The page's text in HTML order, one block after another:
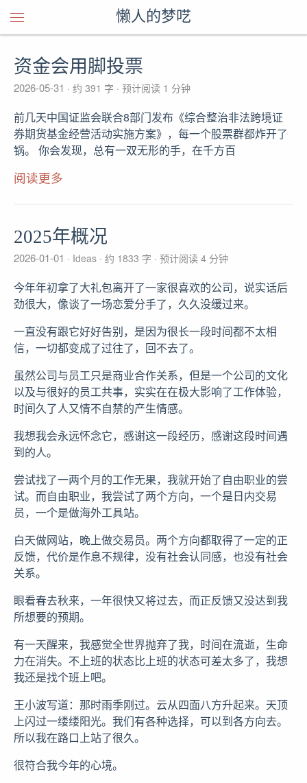
懒人的梦呓
资金会用脚投票
2026-05-31 约 391 字 预计阅读 1 分钟
前几天中国证监会联合8部门发布《综合整治非法跨境证
券期货基金经营活动实施方案》，每一个股票群都炸开了
锅。 你会发现，总有一双无形的手，在千方百
阅读更多
2025年概况
2026-01-01 Ideas 约 1833 字 预计阅读 4 分钟
今年年初拿了大礼包离开了一家很喜欢的公司，说实话后
劲很大，像谈了一场恋爱分手了，久久没缓过来。
一直没有跟它好好告别，是因为很长一段时间都不太相
信，一切都变成了过往了，回不去了。
虽然公司与员工只是商业合作关系，但是一个公司的文化
以及与很好的员工共事，实实在在极大影响了工作体验，
时间久了人又情不自禁的产生情感。
我想我会永远怀念它，感谢这一段经历，感谢这段时间遇
到的人。
尝试找了一两个月的工作无果，我就开始了自由职业的尝
试。而自由职业，我尝试了两个方向，一个是日内交易
员，一个是做海外工具站。
白天做网站，晚上做交易员。两个方向都取得了一定的正
反馈，代价是作息不规律，没有社会认同感，也没有社会
关系。
眼看春去秋来，一年很快又将过去，而正反馈又没达到我
所想要的预期。
有一天醒来，我感觉全世界抛弃了我，时间在流逝，生命
力在消失。不上班的状态比上班的状态可差太多了，我想
我还是找个班上吧。
王小波写道：那时雨季刚过。云从四面八方升起来。天顶
上闪过一缕缕阳光。我们有各种选择，可以到各方向去。
所以我在路口上站了很久。
很符合我今年的心境。